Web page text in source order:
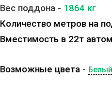
Вес поддона - 1864 кг
Количество метров на
Вместимость в 22т
Возможные цвета -